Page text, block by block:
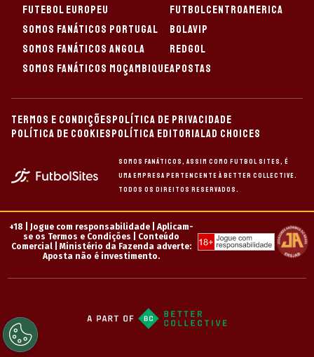
FUTEBOL EUROPEU
SOMOS FANÁTICOS PORTUGAL
SOMOS FANÁTICOS ANGOLA
SOMOS FANÁTICOS MOÇAMBIQUE
FUTBOLCENTROAMERICA
BOLAVIP
REDGOL
APOSTAS
TERMOS E CONDIÇÕESPOLÍTICA DE PRIVACIDADE
POLÍTICA DE COOKIESPOLÍTICA EDITORIALAD CHOICES
Somos Fanáticos, assim como Futbol Sites, é
uma empresa pertencente à Better Collective.
Todos os direitos reservados.
+18 | Jogue com responsabilidade |
Aplicam-
se os Termos e Condições | Conteúdo
Comercial | Ministério da Fazenda adverte:
Aposta não é investimento.